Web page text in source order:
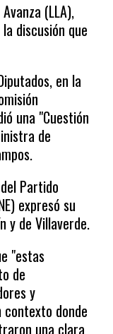
(LLA),
discusión que
en la
una "Cuestión
de
Partido
expresó su
y de Villaverde.
"estas
de
y
donde
una clara